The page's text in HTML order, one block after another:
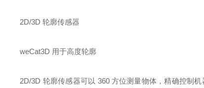
2D/3D 轮廓传感器
weCat3D 用于高度轮廓
2D/3D 轮廓传感器可以 360 方位测量物体，精确控制